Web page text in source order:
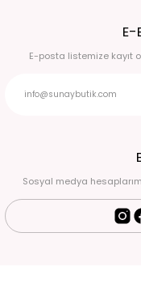
499,99 TL
GRİ KENDİNDEN ŞALI OLAN
E-posta listemize kayıt
Sosyal medya